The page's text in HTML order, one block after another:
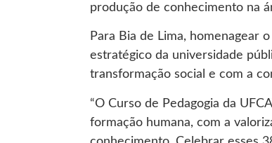
produção de conhecimento na
Para Bia de Lima, homenagear
estratégico da universidade
transformação social e com a
“O Curso de Pedagogia da
formação humana, com a